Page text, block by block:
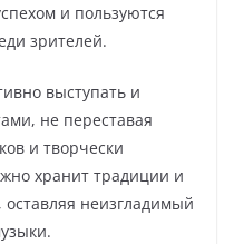
и пользуются
зрителей.
выступать и
не переставая
и творчески
хранит традиции и
неизгладимый